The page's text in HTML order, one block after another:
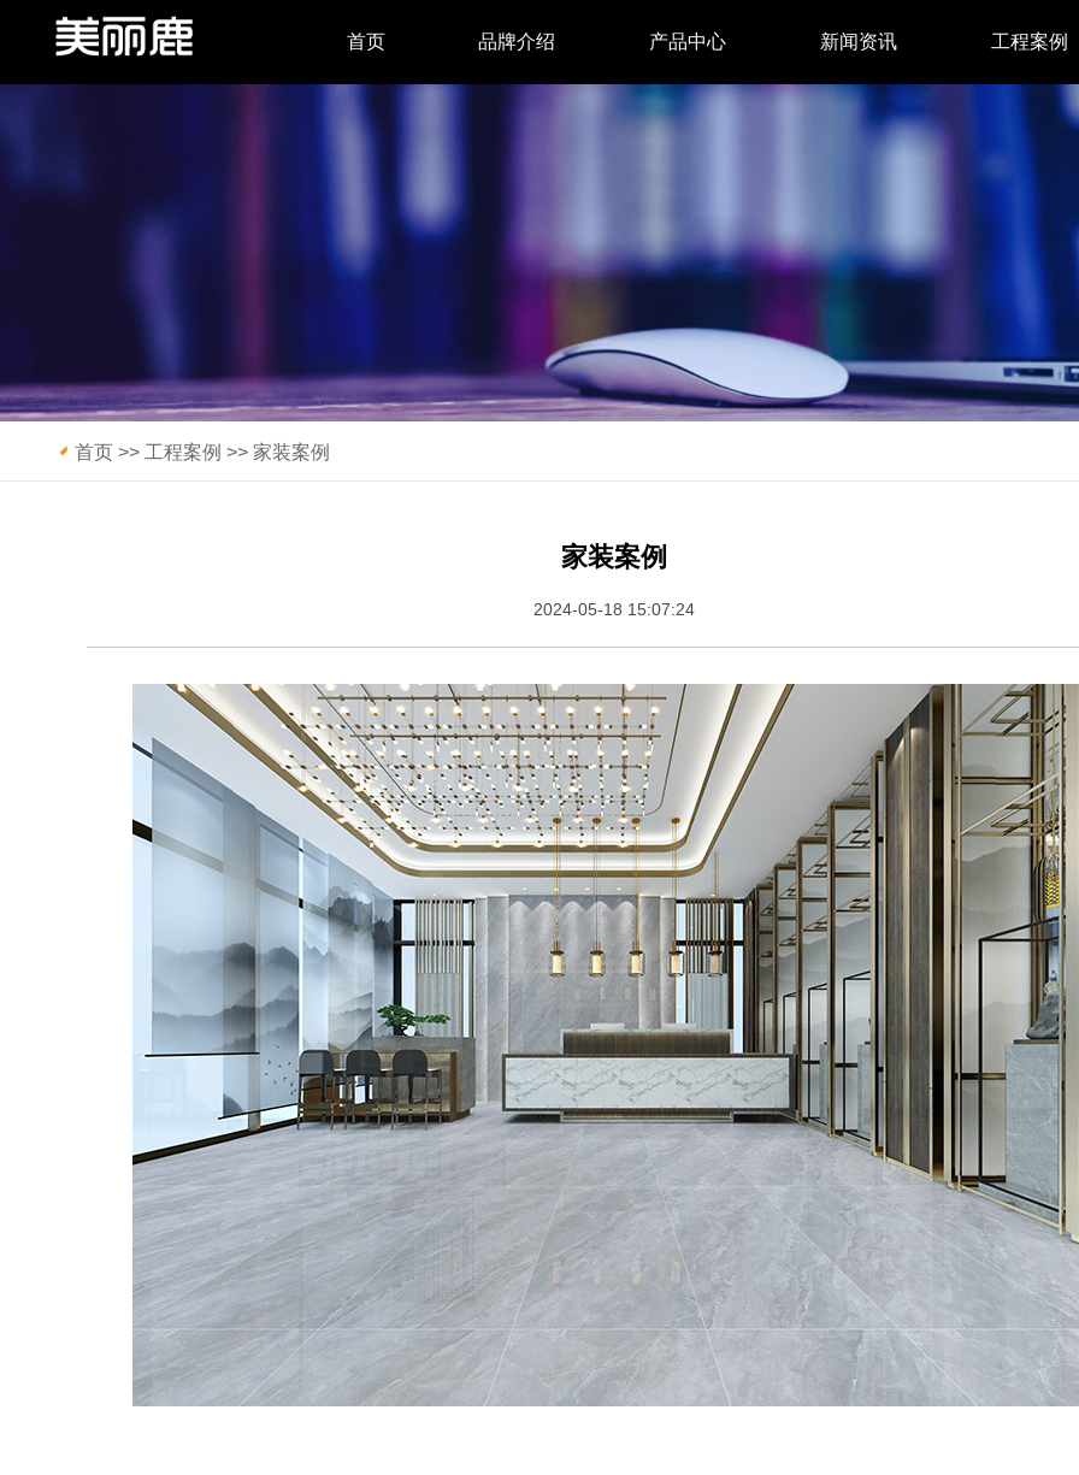
首页 品牌介绍 产品中心 新闻资讯 工程案例
首页 >> 工程案例 >> 家装案例
家装案例
2024-05-18 15:07:24